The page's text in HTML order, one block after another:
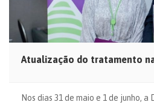
Atualização do tratamento
Nos dias 31 de maio e 1 de junho, a